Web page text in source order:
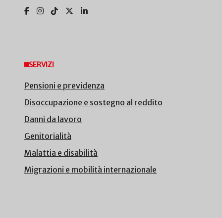
SERVIZI
Pensioni e previdenza
Disoccupazione e sostegno al reddito
Danni da lavoro
Genitorialità
Malattia e disabilità
Migrazioni e mobilità internazionale